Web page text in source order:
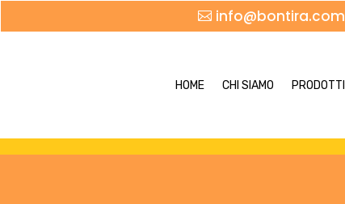
info@bontira.com
HOME CHI SIAMO PRODOTTI